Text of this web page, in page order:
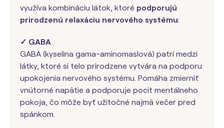
využíva kombináciu látok, ktoré podporujú
prirodzenú relaxáciu nervového systému:
✓ GABA
GABA (kyselina gama-aminomaslová) patrí medzi
látky, ktoré si telo prirodzene vytvára na podporu
upokojenia nervového systému. Pomáha zmierniť
vnútorné napätie a podporuje pocit mentálneho
pokoja, čo môže byť užitočné najmä večer pred
spánkom.